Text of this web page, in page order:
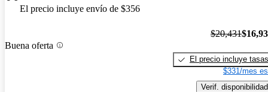
El precio incluye envío de $356
Buena oferta
$20,431
El precio incluye tasas
$331/mes
Verif. disponibilidad